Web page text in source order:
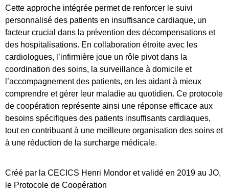
Cette approche intégrée permet de renforcer le suivi
personnalisé des patients en insuffisance cardiaque, un
facteur crucial dans la prévention des décompensations et
des hospitalisations. En collaboration étroite avec les
cardiologues, l’infirmière joue un rôle pivot dans la
coordination des soins, la surveillance à domicile et
l’accompagnement des patients, en les aidant à mieux
comprendre et gérer leur maladie au quotidien. Ce protocole
de coopération représente ainsi une réponse efficace aux
besoins spécifiques des patients insuffisants cardiaques,
tout en contribuant à une meilleure organisation des soins et
à une réduction de la surcharge médicale.
Créé par la CECICS Henri Mondor et validé en 2019 au JO,
le Protocole de Coopération